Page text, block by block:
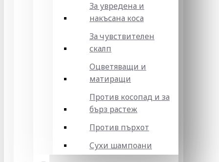
За увредена и
накъсана коса
За чувствителен
скалп
Оцветяващи и
матиращи
Против косопад и за
бърз растеж
Против пърхот
Сухи шампоани